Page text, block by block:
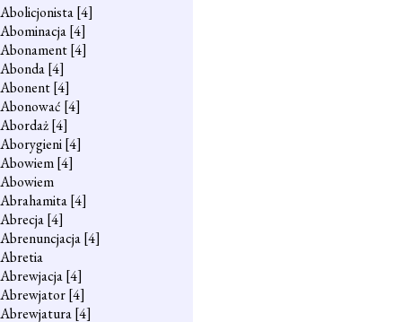
Abolicjonista[4]
Abominacja[4]
Abonament[4]
Abonda[4]
Abonent[4]
Abonować [4]
Abordaż[4]
Aborygieni[4]
Abowiem[4]
Abowiem
Abrahamita[4]
Abrecja[4]
Abrenuncjacja[4]
Abretia
Abrewjacja[4]
Abrewjator[4]
Abrewjatura[4]